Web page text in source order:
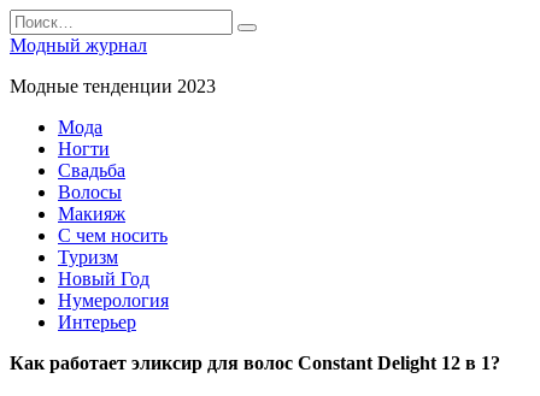
Перейти
к
содержанию
Search
for:
Модный журнал
Модные тенденции 2023
Мода
Ногти
Свадьба
Волосы
Макияж
С чем носить
Туризм
Новый Год
Нумерология
Интерьер
Как работает эликсир для волос Constant Delight 12 в 1?